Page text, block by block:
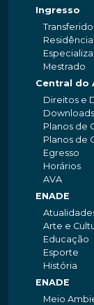
Ingresso
Mestrado
Central do
Direitos e
Downloads
Planos de
Planos de
Egresso
Horários
AVA
ENADE
Arte e
Educação
Esporte
História
ENADE
Meio